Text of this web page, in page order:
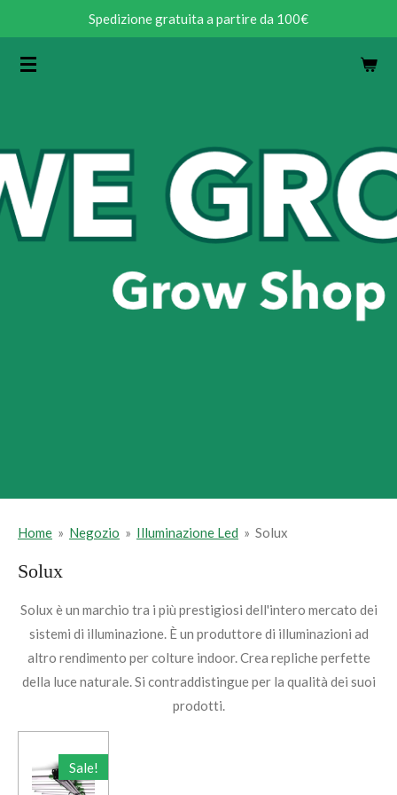
contenuto
Spedizione gratuita a partire da 100€
Home » Negozio » Illuminazione Led » Solux
Solux
Solux è un marchio tra i più prestigiosi dell'intero mercato dei
sistemi di illuminazione. È un produttore di illuminazioni ad
altro rendimento per colture indoor. Crea repliche perfette
della luce naturale. Si contraddistingue per la qualità dei suoi
prodotti.
Sale!